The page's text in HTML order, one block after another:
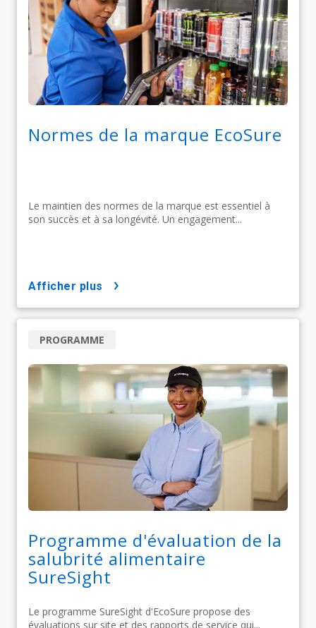
Normes de la marque EcoSure
Le maintien des normes de la marque est essentiel à
son succès et à sa longévité. Un engagement...
afficher plus
Programme d'évaluation de la
salubrité alimentaire
SureSight​​​​​​​
Le programme SureSight d'EcoSure propose des
évaluations sur site et des rapports de service qui...
PROGRAMME